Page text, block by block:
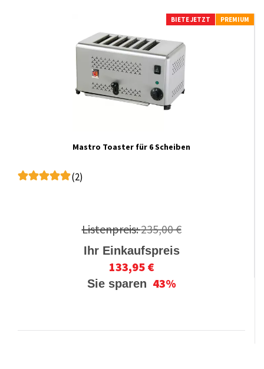
BIETE JETZT PREMIUM
Mastro Toaster für 6 Scheiben
(2)
Listenpreis:235,00 €
Ihr Einkaufspreis
133,95 €
Sie sparen 43%